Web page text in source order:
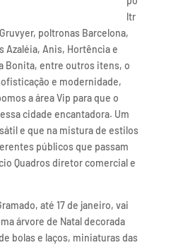
ltr
poltronas Barcelona,
Azaléia, Anis, Hortência e
Bonita, entre outros itens, o
e modernidade,
a área Vip para que o
cidade encantadora. Um
e que na mistura de estilos
públicos que passam
Quadros diretor comercial e
até 17 de janeiro, vai
árvore de Natal decorada
bolas e laços, miniaturas das